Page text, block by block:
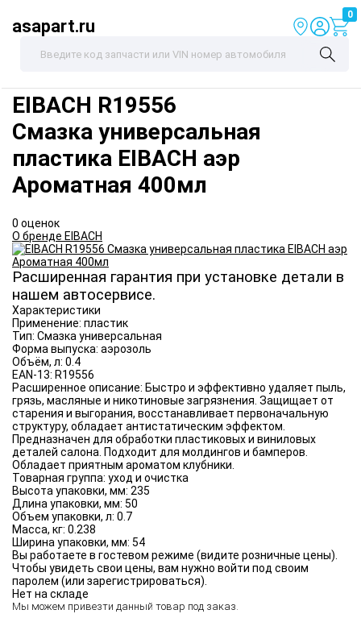
asapart.ru
0
EIBACH R19556
Смазка универсальная
пластика EIBACH аэр
Ароматная 400мл
0 оценок
О бренде EIBACH
Расширенная гарантия при установке детали в
нашем автосервисе.
Характеристики
Применение: пластик
Тип: Смазка универсальная
Форма выпуска: аэрозоль
Объём, л: 0.4
EAN-13: R19556
Расширенное описание: Быстро и эффективно удаляет пыль,
грязь, масляные и никотиновые загрязнения. Защищает от
старения и выгорания, восстанавливает первоначальную
структуру, обладает антистатическим эффектом.
Предназначен для обработки пластиковых и виниловых
деталей салона. Подходит для молдингов и бамперов.
Обладает приятным ароматом клубники.
Товарная группа: уход и очистка
Высота упаковки, мм: 235
Длина упаковки, мм: 50
Объем упаковки, л: 0.7
Масса, кг: 0.238
Ширина упаковки, мм: 54
Вы работаете в гостевом режиме (видите розничные цены).
Чтобы увидеть свои цены, вам нужно войти под своим
паролем (или зарегистрироваться).
Нет на складе
Мы можем привезти данный товар под заказ.